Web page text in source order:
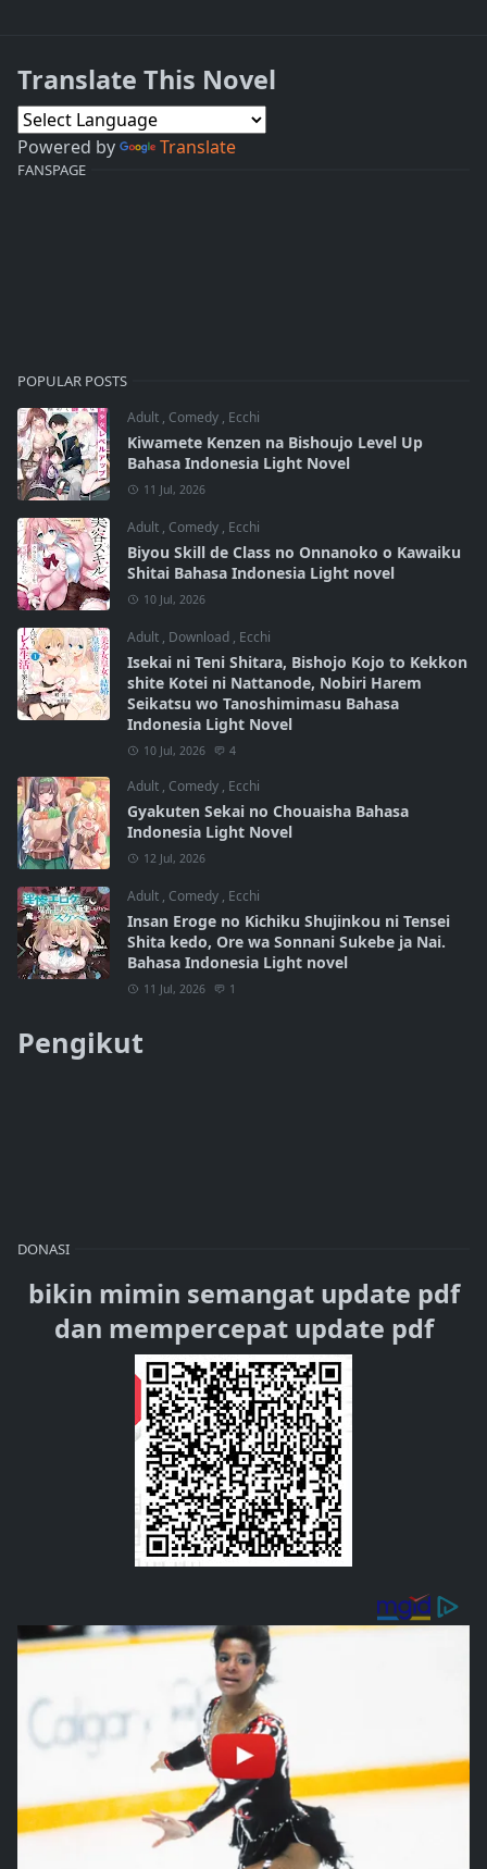
Translate This Novel
Powered by Translate
FANSPAGE
POPULAR POSTS
Adult , Comedy , Ecchi
Kiwamete Kenzen na Bishoujo Level Up
Bahasa Indonesia Light Novel
11 Jul, 2026
Adult , Comedy , Ecchi
Biyou Skill de Class no Onnanoko o Kawaiku
Shitai Bahasa Indonesia Light novel
10 Jul, 2026
Adult , Download , Ecchi
Isekai ni Teni Shitara, Bishojo Kojo to Kekkon
shite Kotei ni Nattanode, Nobiri Harem
Seikatsu wo Tanoshimimasu Bahasa
Indonesia Light Novel
10 Jul, 2026 4
Adult , Comedy , Ecchi
Gyakuten Sekai no Chouaisha Bahasa
Indonesia Light Novel
12 Jul, 2026
Adult , Comedy , Ecchi
Insan Eroge no Kichiku Shujinkou ni Tensei
Shita kedo, Ore wa Sonnani Sukebe ja Nai.
Bahasa Indonesia Light novel
11 Jul, 2026 1
Pengikut
DONASI
bikin mimin semangat update pdf
dan mempercepat update pdf